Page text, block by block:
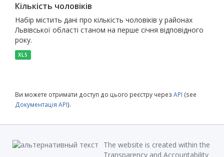
Кількість чоловіків
Набір містить дані про кількість чоловіків у районах
Львівської області станом на перше січня відповідного
року.
XLS
Ви можете отримати доступ до цього реєстру через API (see
Документація API).
The website is created within the
Transparency and Accountability